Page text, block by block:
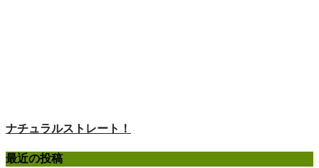
ナチュラルストレート！
最近の投稿